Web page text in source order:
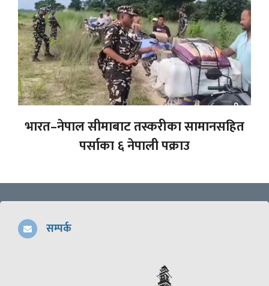
भारत–नेपाल सीमाबाट तस्करीका सामानसहित
पर्साका ६ नेपाली पक्राउ
सम्पर्क